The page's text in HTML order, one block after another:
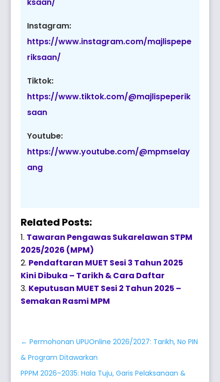
Instagram:
https://www.instagram.com/majlispepe
riksaan/
Tiktok:
https://www.tiktok.com/@majlispeperik
saan
Youtube:
https://www.youtube.com/@mpmselay
ang
Related Posts:
Tawaran Pengawas Sukarelawan STPM
2025/2026 (MPM)
Pendaftaran MUET Sesi 3 Tahun 2025
Kini Dibuka – Tarikh & Cara Daftar
Keputusan MUET Sesi 2 Tahun 2025 –
Semakan Rasmi MPM
←Permohonan UPUOnline 2026/2027: Tarikh, No PIN
& Program Ditawarkan
PPPM 2026–2035: Hala Tuju, Garis Pelaksanaan &